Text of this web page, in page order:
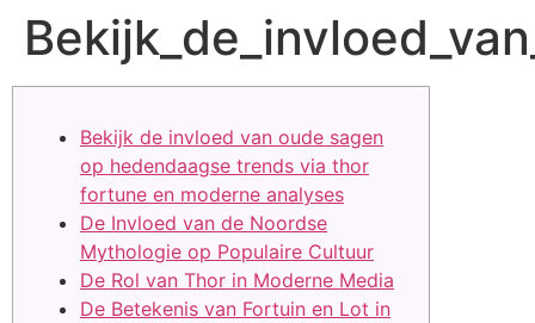
Bekijk de invloed van oude sagen
op hedendaagse trends via thor
fortune en moderne analyses
De Invloed van de Noordse
Mythologie op Populaire Cultuur
De Rol van Thor in Moderne Media
De Betekenis van Fortuin en Lot in